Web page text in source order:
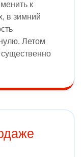
в зимний
Летом